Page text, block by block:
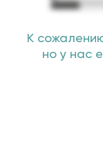
К
но у нас